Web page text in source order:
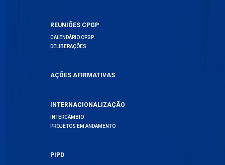
REUNIÕES CPGP
CALENDÁRIO CPGP
DELIBERAÇÕES
AÇÕES AFIRMATIVAS
INTERNACIONALIZAÇÃO
INTERCÂMBIO
PROJETOS EM ANDAMENTO
PIPD